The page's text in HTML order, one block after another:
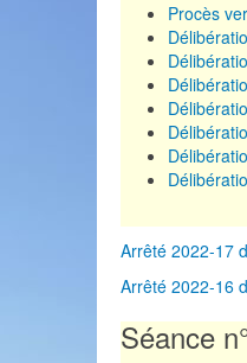
Procès
Arrêté 2022-17
Arrêté 2022-16
Séance